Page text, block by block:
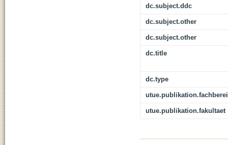
dc.subject.ddc
dc.subject.other
dc.subject.other
dc.title
dc.type
utue.publikation.fakultaet